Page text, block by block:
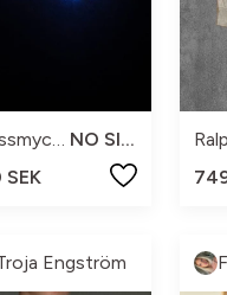
Tidssmycken
NO SIZE
SEK
Engström